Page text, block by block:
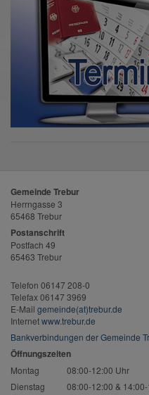
Gemeinde Trebur
Herrngasse 3
65468 Trebur
Postanschrift
Postfach 49
65463 Trebur
Telefon 06147 208-0
Telefax 06147 3969
E-Mail gemeinde(at)trebur.de
Internetwww.trebur.de
Bankverbindungen der Gemeinde
Öffnungszeiten
Montag
08:00-12:00 Uhr
Dienstag
08:00-12:00 &